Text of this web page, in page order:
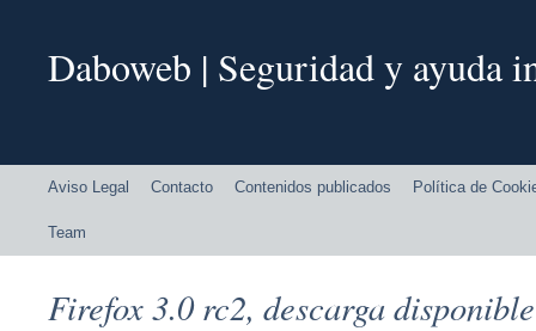
Daboweb | Seguridad y ayuda
Aviso Legal Contacto Contenidos publicados Política de
Team
Firefox 3.0 rc2, descarga disponible